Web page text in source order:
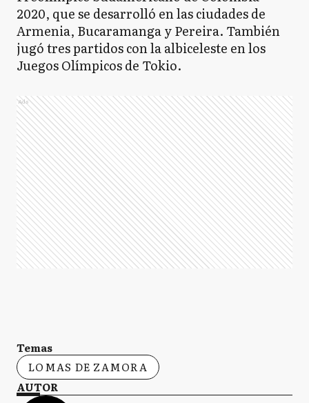
2020, que se desarrolló en las ciudades de
Armenia, Bucaramanga y Pereira. También
jugó tres partidos con la albiceleste en los
Juegos Olímpicos de Tokio.
Ads
Temas
LOMAS DE ZAMORA
AUTOR